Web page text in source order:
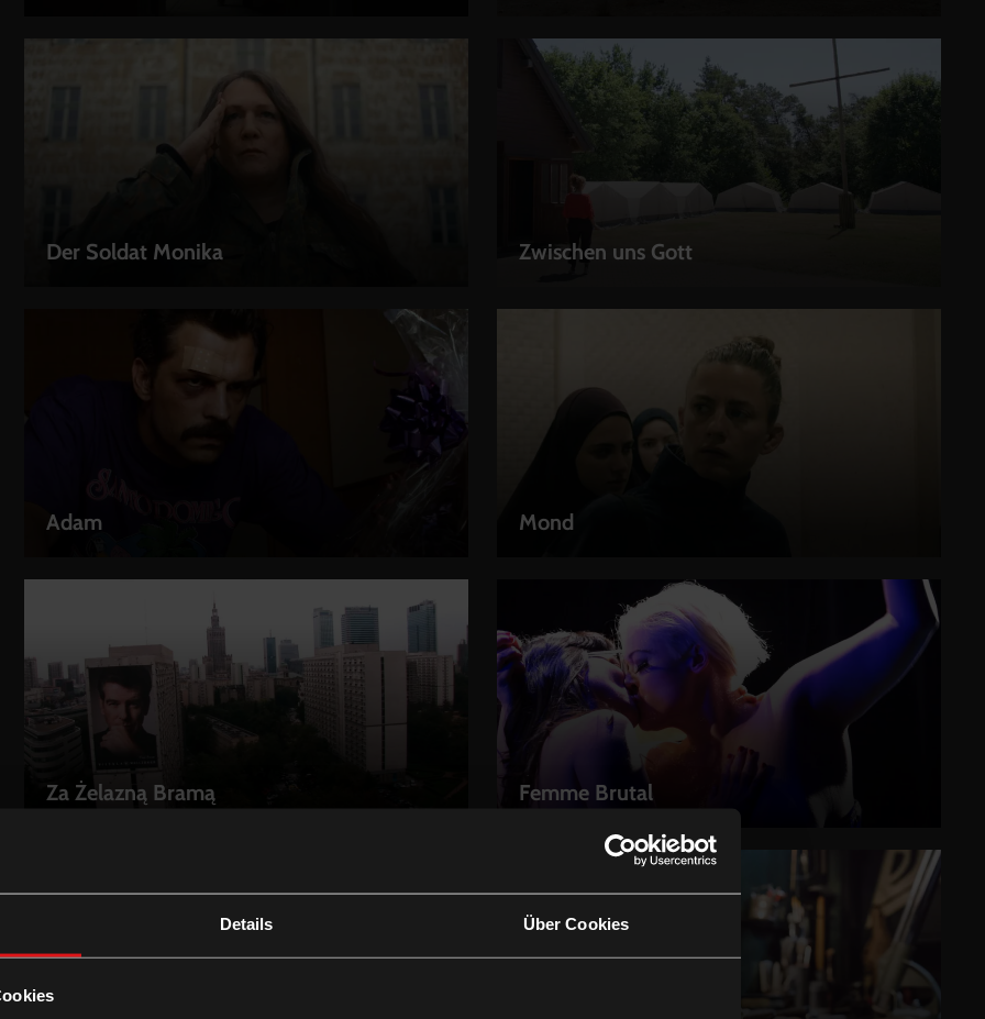
Details Über Cookies
Der Soldat Monika
LEIHEN Zwischen uns Gott
LEIHEN
Adam
LEIHEN Mond
LEIHEN
Za Żelazną Bramą
LEIHEN Femme Brutal
LEIHEN